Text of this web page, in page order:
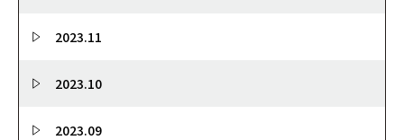
2023.11
2023.10
2023.09